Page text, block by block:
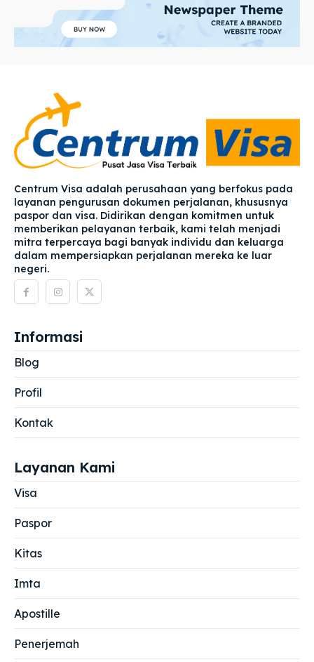
Centrum Visa adalah perusahaan yang berfokus pada
layanan pengurusan dokumen perjalanan, khususnya
paspor dan visa. Didirikan dengan komitmen untuk
memberikan pelayanan terbaik, kami telah menjadi
mitra terpercaya bagi banyak individu dan keluarga
dalam mempersiapkan perjalanan mereka ke luar
negeri.
Informasi
Blog
Profil
Kontak
Layanan Kami
Visa
Paspor
Kitas
Imta
Apostille
Penerjemah